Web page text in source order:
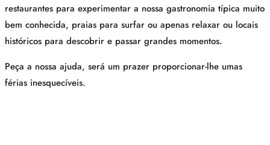
restaurantes para experimentar a nossa gastronomia típica muito
bem conhecida, praias para surfar ou apenas relaxar ou locais
históricos para descobrir e passar grandes momentos.
Peça a nossa ajuda, será um prazer proporcionar-lhe umas
férias inesquecíveis.